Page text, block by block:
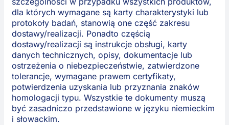
dla których wymagane są karty charakterystyki lub
protokoły badań, stanowią one część zakresu
dostawy/realizacji. Ponadto częścią
dostawy/realizacji są instrukcje obsługi, karty
danych technicznych, opisy, dokumentacje lub
ostrzeżenia o niebezpieczeństwie, zatwierdzone
tolerancje, wymagane prawem certyfikaty,
potwierdzenia uzyskania lub przyznania znaków
homologacji typu. Wszystkie te dokumenty muszą
być zasadniczo przedstawione w języku niemieckim
i słowackim.